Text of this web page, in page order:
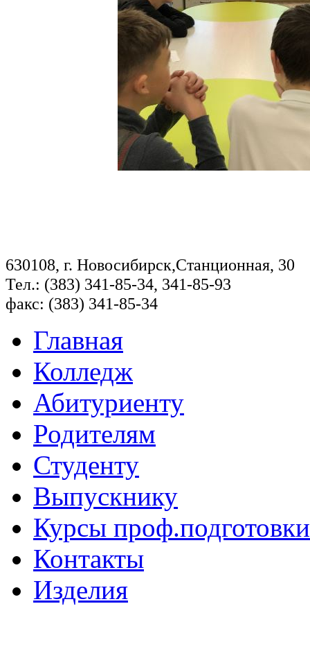
630108, г. Новосибирск,Станционная, 30
Тел.: (383) 341-85-34, 341-85-93
факс: (383) 341-85-34
Главная
Колледж
Абитуриенту
Родителям
Студенту
Выпускнику
Курсы проф.подготовки
Контакты
Изделия